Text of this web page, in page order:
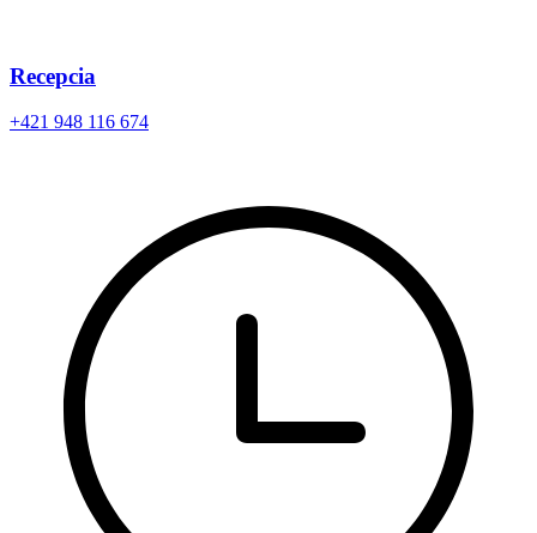
Recepcia
+421 948 116 674